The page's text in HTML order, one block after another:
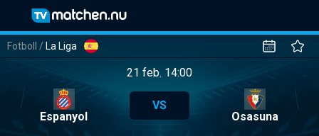
Fotboll / La Liga
21 feb. 14:00
Espanyol
VS
Osasuna